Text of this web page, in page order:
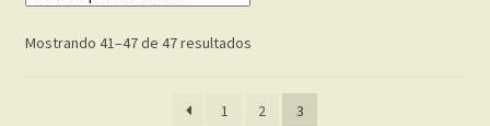
Mostrando 41–47 de 47 resultadosOrdenado
últimos
1 2 3